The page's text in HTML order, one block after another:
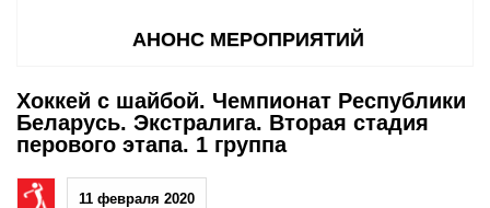
АНОНС МЕРОПРИЯТИЙ
Хоккей с шайбой. Чемпионат Республики
Беларусь. Экстралига. Вторая стадия
перового этапа. 1 группа
11 февраля 2020